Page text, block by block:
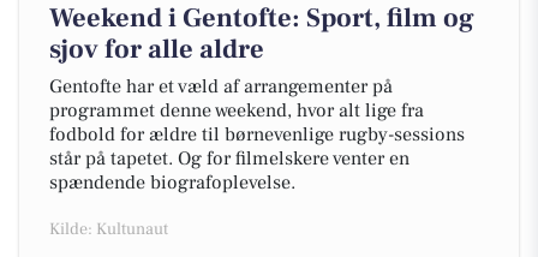
Weekend i Gentofte: Sport, film og
sjov for alle aldre
Gentofte har et væld af arrangementer på
programmet denne weekend, hvor alt lige fra
fodbold for ældre til børnevenlige rugby-sessions
står på tapetet. Og for filmelskere venter en
spændende biografoplevelse.
Kilde: Kultunaut